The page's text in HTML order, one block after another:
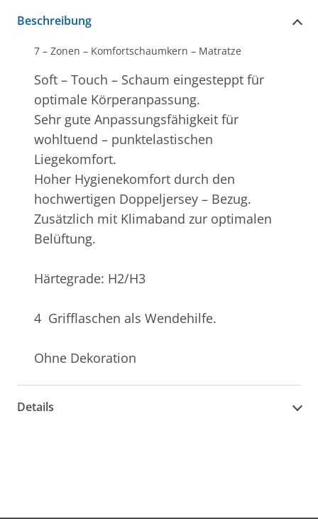
Beschreibung
7 – Zonen – Komfortschaumkern – Matratze
Soft – Touch – Schaum eingesteppt für
optimale Körperanpassung.
Sehr gute Anpassungsfähigkeit für
wohltuend – punktelastischen
Liegekomfort.
Hoher Hygienekomfort durch den
hochwertigen Doppeljersey – Bezug.
Zusätzlich mit Klimaband zur optimalen
Belüftung.
Härtegrade: H2/H3
4 Grifflaschen als Wendehilfe.
Ohne Dekoration
Details